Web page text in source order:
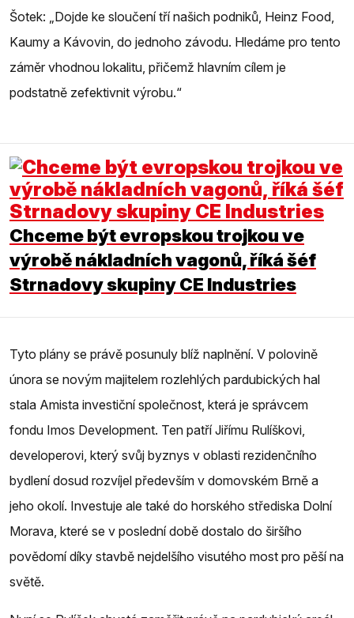
Šotek: „Dojde ke sloučení tří našich podniků, Heinz Food,
Kaumy a Kávovin, do jednoho závodu. Hledáme pro tento
záměr vhodnou lokalitu, přičemž hlavním cílem je
podstatně zefektivnit výrobu.“
Chceme být evropskou trojkou ve
výrobě nákladních vagonů, říká šéf
Strnadovy skupiny CE Industries
Tyto plány se právě posunuly blíž naplnění. V polovině
února se novým majitelem rozlehlých pardubických hal
stala Amista investiční společnost, která je správcem
fondu Imos Development. Ten patří Jiřímu Rulíškovi,
developerovi, který svůj byznys v oblasti rezidenčního
bydlení dosud rozvíjel především v domovském Brně a
jeho okolí. Investuje ale také do horského střediska Dolní
Morava, které se v poslední době dostalo do širšího
povědomí díky stavbě nejdelšího visutého most pro pěší na
světě.